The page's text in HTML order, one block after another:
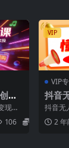
视
程
现，
作
...
106
VIP
VIP
抖音
撸玩
00+
抖音无
法，每
2 年